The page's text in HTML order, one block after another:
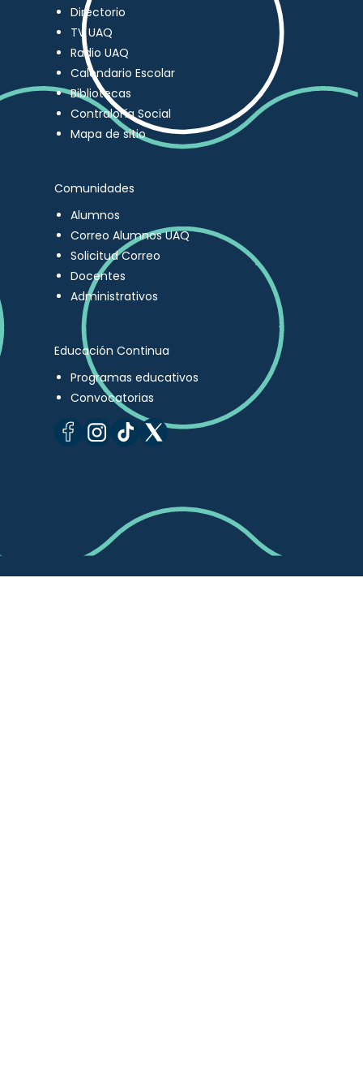
Directorio
TV UAQ
Radio UAQ
Calendario Escolar
Bibliotecas
Contraloría Social
Mapa de sitio
Comunidades
Alumnos
Correo Alumnos UAQ
Solicitud Correo
Docentes
Administrativos
Educación Continua
Programas educativos
Convocatorias